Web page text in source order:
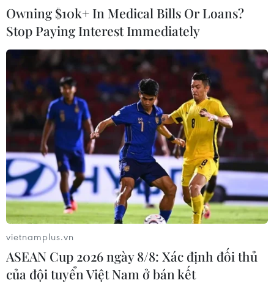
Người dân thắp hương với lòng thành kính mong các nạn nhân
thiệt mạng sớm siêu thoát. (Ảnh: Tuấn Đức/TTXVN)
Owning $10k+ In Medical Bills Or Loans?
Stop Paying Interest Immediately
vietnamplus.vn
ASEAN Cup 2026 ngày 8/8: Xác định đối thủ
của đội tuyển Việt Nam ở bán kết